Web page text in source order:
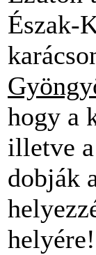
Észak-
hogy a
illetve
dobják
helyére!